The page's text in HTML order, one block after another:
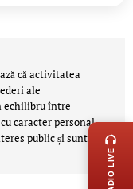
că activitatea
ale
echilibru între
caracter personal.
public și sunt
RADIO LIVE